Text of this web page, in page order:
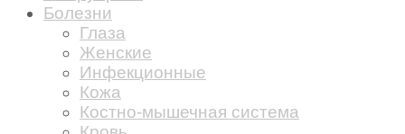
Болезни
Глаза
Женские
Инфекционные
Кожа
Костно-мышечная система